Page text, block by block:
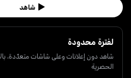
شاهد
لفترة محدودة
شاهد دون إعلانات وعلى شاشات متعدّدة،
الحصرية